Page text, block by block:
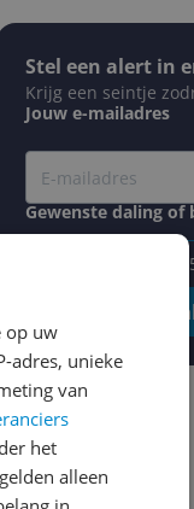
Stel een alert in
Krijg een seintje
Jouw e-mailadres
Gewenste daling of
-
op uw
adres, unieke
van
het
alleen